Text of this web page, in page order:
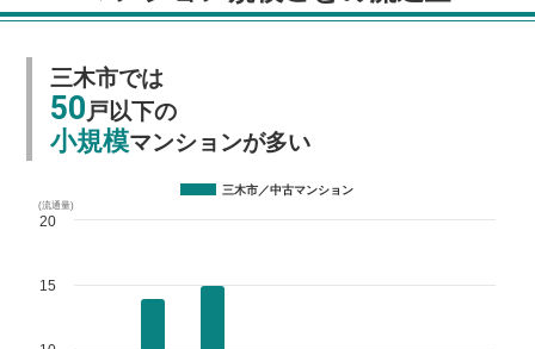
三木市では
50戸以下の
小規模マンションが多い
(流通量)
三木市／中古マンション
15
20